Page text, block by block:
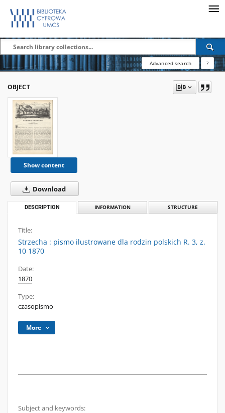
Advanced search ?
OBJECT
Show content
Download
DESCRIPTION INFORMATION STRUCTURE
Title:
Strzecha : pismo ilustrowane dla rodzin polskich R. 3, z.
10 1870
Date:
1870
Type:
czasopismo
More
Subject and keywords: